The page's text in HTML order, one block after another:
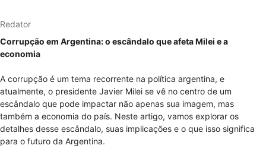
Redator
Corrupção em Argentina: o escândalo que afeta Milei e a
economia
A corrupção é um tema recorrente na política argentina, e
atualmente, o presidente Javier Milei se vê no centro de um
escândalo que pode impactar não apenas sua imagem, mas
também a economia do país. Neste artigo, vamos explorar os
detalhes desse escândalo, suas implicações e o que isso significa
para o futuro da Argentina.